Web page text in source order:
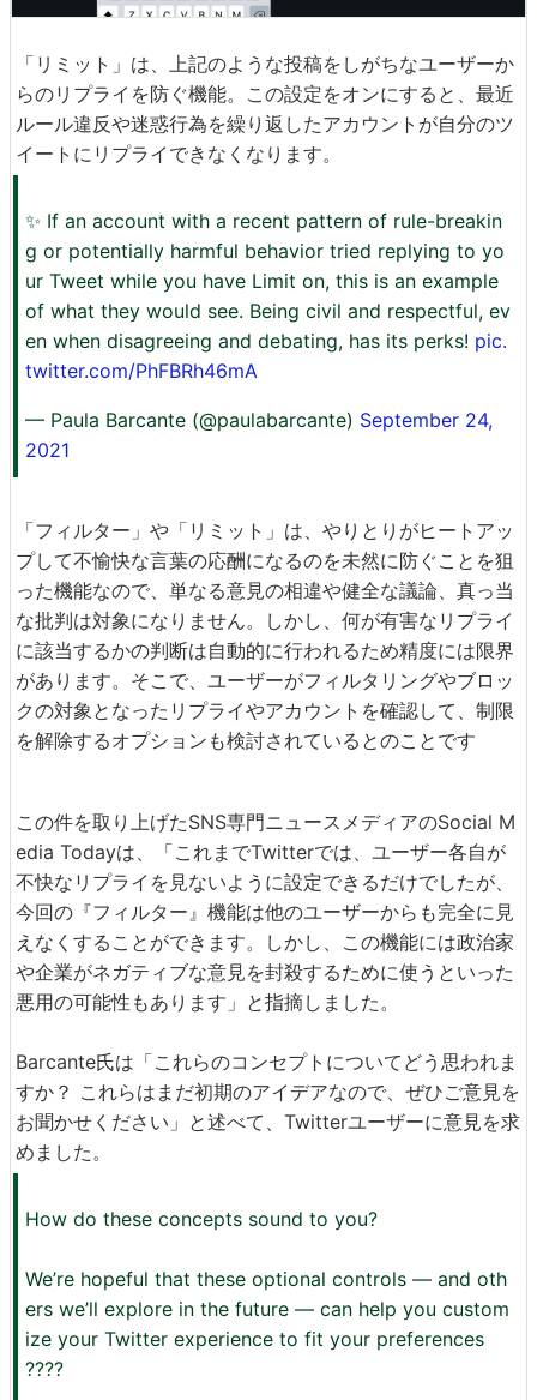
「リミット」は、上記のような投稿をしがちなユーザーか
らのリプライを防ぐ機能。この設定をオンにすると、最近
ルール違反や迷惑行為を繰り返したアカウントが自分のツ
イートにリプライできなくなります。
✨ If an account with a recent pattern of rule-breakin
g or potentially harmful behavior tried replying to yo
ur Tweet while you have Limit on, this is an example
of what they would see. Being civil and respectful, ev
en when disagreeing and debating, has its perks! pic.
twitter.com/PhFBRh46mA
— Paula Barcante (@paulabarcante) September 24,
2021
「フィルター」や「リミット」は、やりとりがヒートアッ
プして不愉快な言葉の応酬になるのを未然に防ぐことを狙
った機能なので、単なる意見の相違や健全な議論、真っ当
な批判は対象になりません。しかし、何が有害なリプライ
に該当するかの判断は自動的に行われるため精度には限界
があります。そこで、ユーザーがフィルタリングやブロッ
クの対象となったリプライやアカウントを確認して、制限
を解除するオプションも検討されているとのことです
この件を取り上げたSNS専門ニュースメディアのSocial M
edia Todayは、「これまでTwitterでは、ユーザー各自が
不快なリプライを見ないように設定できるだけでしたが、
今回の『フィルター』機能は他のユーザーからも完全に見
えなくすることができます。しかし、この機能には政治家
や企業がネガティブな意見を封殺するために使うといった
悪用の可能性もあります」と指摘しました。
Barcante氏は「これらのコンセプトについてどう思われま
すか？ これらはまだ初期のアイデアなので、ぜひご意見を
お聞かせください」と述べて、Twitterユーザーに意見を求
めました。
How do these concepts sound to you?
We’re hopeful that these optional controls — and oth
ers we’ll explore in the future — can help you custom
ize your Twitter experience to fit your preferences
????